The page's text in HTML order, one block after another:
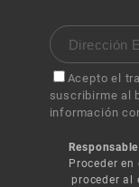
Acepto el
suscribirme al
información
Responsable
Proceder
proceder al